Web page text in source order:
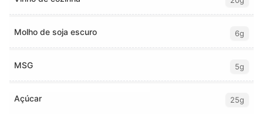
Molho de soja escuro 6g
MSG 5g
Açúcar 25g